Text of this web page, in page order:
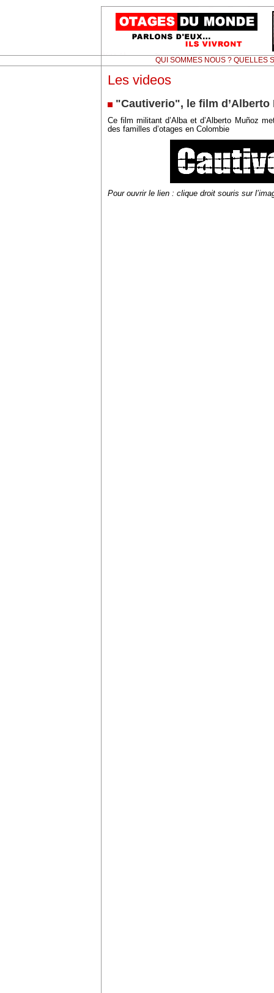
QUI SOMMES NOUS ? QUELLES
Les videos
"Cautiverio", le film d’Alberto
Ce film militant d’Alba et d’Alberto Muñoz
des familles d’otages en Colombie
Pour ouvrir le lien : clique droit souris sur